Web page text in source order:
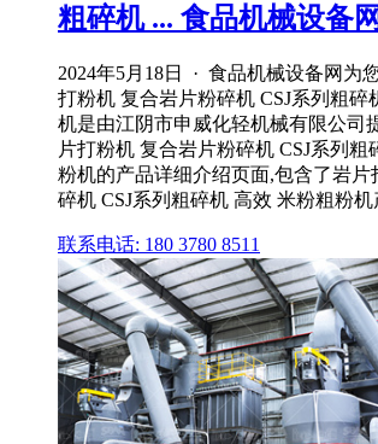
粗碎机 ... 食品机械设备网
2024年5月18日 · 食品机械设备网为
打粉机 复合岩片粉碎机 CSJ系列粗碎
机是由江阴市申威化轻机械有限公司
片打粉机 复合岩片粉碎机 CSJ系列粗
粉机的产品详细介绍页面,包含了岩片
碎机 CSJ系列粗碎机 高效 米粉粗粉机
联系电话: 180 3780 8511